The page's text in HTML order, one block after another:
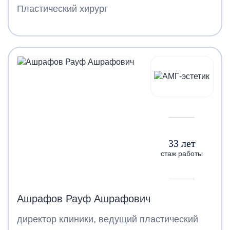
Пластический хирург
33 лет
стаж работы
Ашрафов Рауф Ашрафович
директор клиники, ведущий пластический